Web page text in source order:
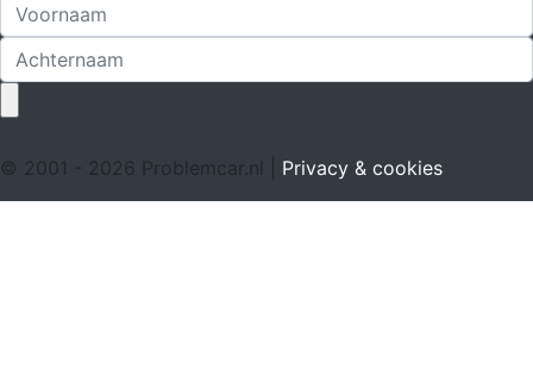
© 2001 - 2026 Problemcar.nl | Privacy & cookies